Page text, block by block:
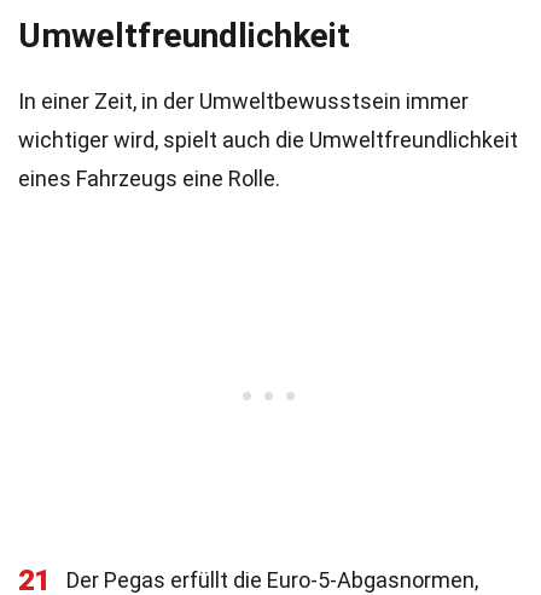
Umweltfreundlichkeit
In einer Zeit, in der Umweltbewusstsein immer
wichtiger wird, spielt auch die Umweltfreundlichkeit
eines Fahrzeugs eine Rolle.
21
Der Pegas erfüllt die Euro-5-Abgasnormen,